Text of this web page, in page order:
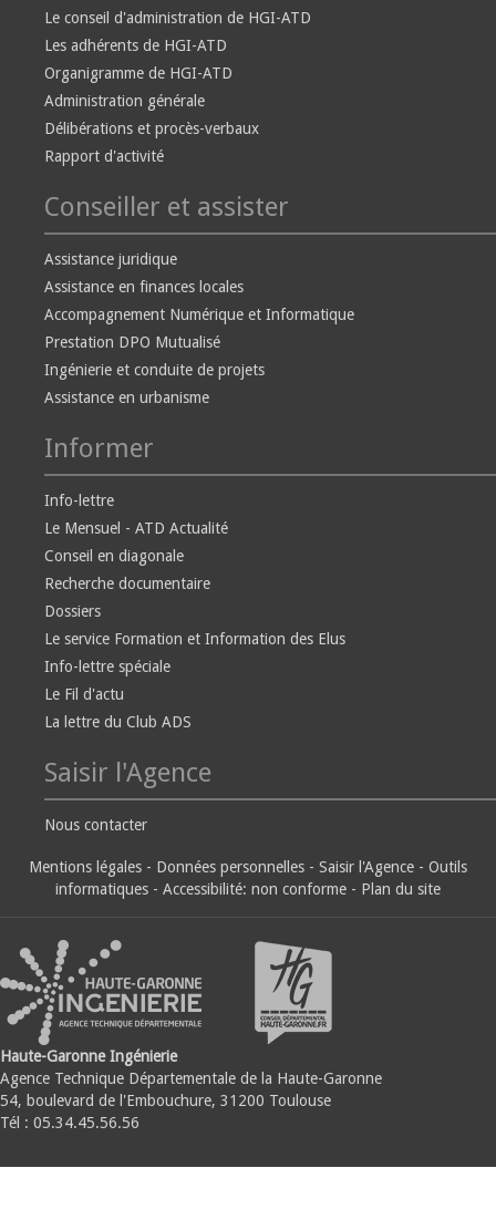
Le conseil d'administration de HGI-ATD
Les adhérents de HGI-ATD
Organigramme de HGI-ATD
Administration générale
Délibérations et procès-verbaux
Rapport d'activité
Conseiller et assister
Assistance juridique
Assistance en finances locales
Accompagnement Numérique et Informatique
Prestation DPO Mutualisé
Ingénierie et conduite de projets
Assistance en urbanisme
Informer
Info-lettre
Le Mensuel - ATD Actualité
Conseil en diagonale
Recherche documentaire
Dossiers
Le service Formation et Information des Elus
Info-lettre spéciale
Le Fil d'actu
La lettre du Club ADS
Saisir l'Agence
Nous contacter
Mentions légales - Données personnelles - Saisir l'Agence - Outils
informatiques - Accessibilité: non conforme - Plan du site
Haute-Garonne Ingénierie
Agence Technique Départementale de la Haute-Garonne
54, boulevard de l'Embouchure, 31200 Toulouse
Tél : 05.34.45.56.56